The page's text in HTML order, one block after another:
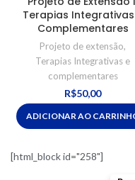
Terapias
Complementares
Projeto de extensão,
Terapias Integrativas e
complementares
R$50,00
ADICIONAR AO
[html_block id="258"]